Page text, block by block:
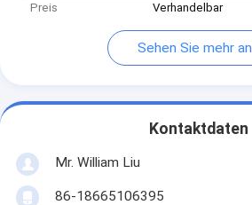
Preis
Verhandelbar
Sehen Sie mehr an
Kontaktdaten
Mr. William Liu
86-18665106395